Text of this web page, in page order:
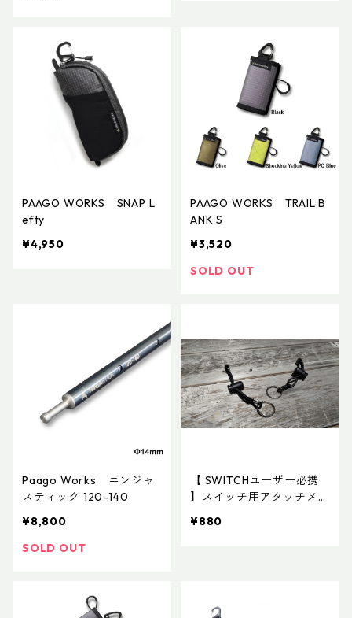
PAAGO WORKS SNAP L
efty
¥4,950
PAAGO WORKS TRAIL B
ANK S
¥3,520
SOLD OUT
Paago Works ニンジャ
スティック 120-140
¥8,800
SOLD OUT
【 SWITCHユーザー必携
】スイッチ用アタッチメン
¥880